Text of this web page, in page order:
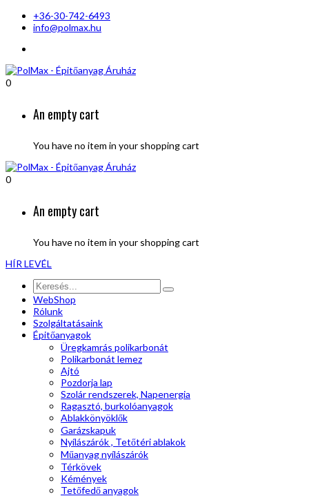
+36-30-742-6493
info@polmax.hu
0
An empty cart
You have no item in your shopping cart
0
An empty cart
You have no item in your shopping cart
HÍR LEVÉL
WebShop
Rólunk
Szolgáltatásaink
Épitőanyagok
Üregkamrás polikarbonát
Polikarbonát lemez
Ajtó
Pozdorja lap
Szolár rendszerek, Napenergia
Ragasztó, burkolóanyagok
Ablakkönyöklők
Garázskapuk
Nyílászárók , Tetőtéri ablakok
Műanyag nyílászárók
Térkövek
Kémények
Tetőfedő anyagok